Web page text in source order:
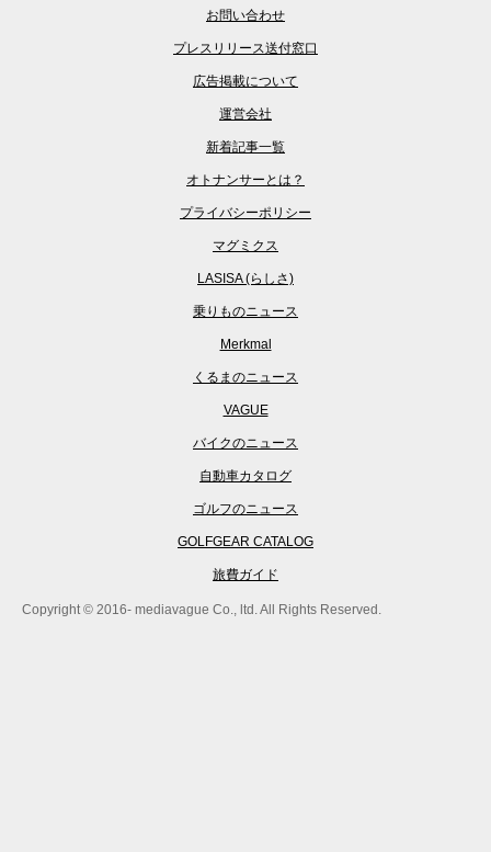
お問い合わせ
プレスリリース送付窓口
広告掲載について
運営会社
新着記事一覧
オトナンサーとは？
プライバシーポリシー
マグミクス
LASISA (らしさ)
乗りものニュース
Merkmal
くるまのニュース
VAGUE
バイクのニュース
自動車カタログ
ゴルフのニュース
GOLFGEAR CATALOG
旅費ガイド
Copyright © 2016- mediavague Co., ltd. All Rights Reserved.